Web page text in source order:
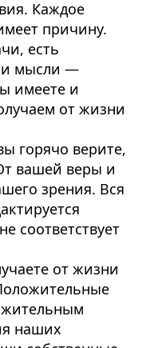
Каждое
причину.
есть
мысли —
имеете и
от жизни
горячо верите,
вашей веры и
зрения. Вся
соответствует
от жизни
наших